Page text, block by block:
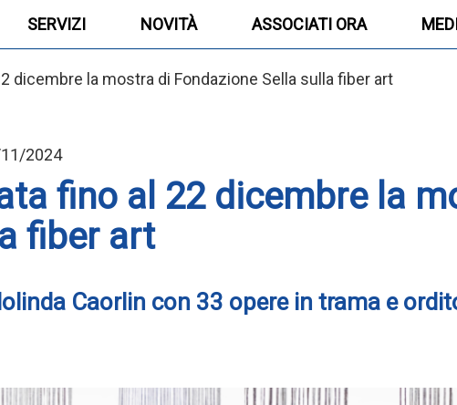
SERVIZI NOVITÀ ASSOCIATI ORA
dicembre la mostra di Fondazione Sella sulla fiber art
2024
fino al 22 dicembre la
fiber art
Caorlin con 33 opere in trama e